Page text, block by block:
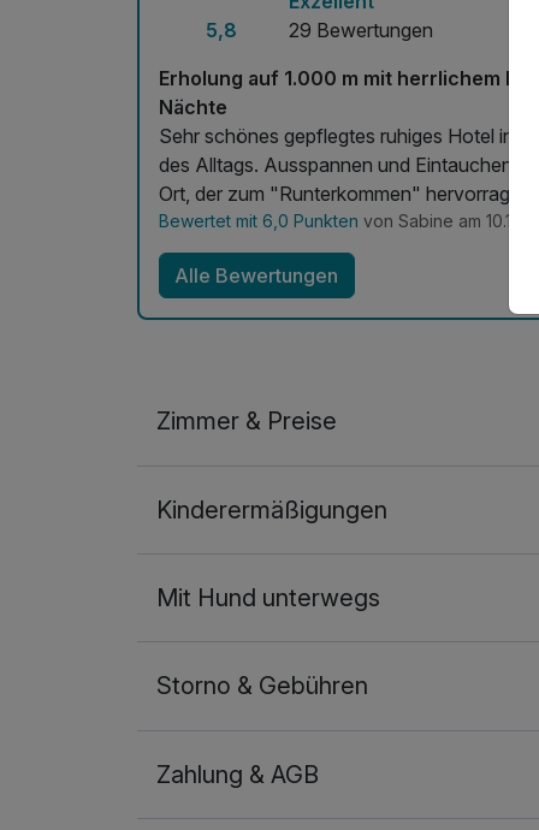
5,8
29 Bewertungen
Erholung auf 1.000 m mit herrlichem
Nächte
Sehr schönes gepflegtes ruhiges Hotel in
des Alltags. Ausspannen und Eintauchen in
Ort, der zum "Runterkommen" hervorragend
Bewertet mit 6,0 Punkten von Sabine am
Alle Bewertungen
Zimmer & Preise
2 Erwachsene und 1 Kind
Kinderermäßigungen
Mit Hund unterwegs
Storno & Gebühren
Zahlung & AGB